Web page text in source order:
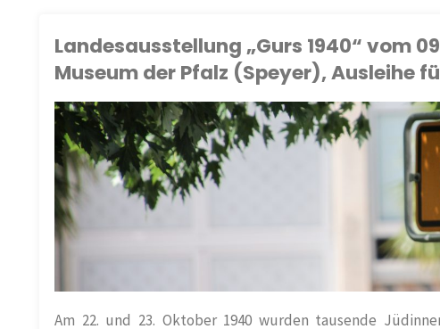
Leben
Rheinland-
Pfalz"
Landesausstellung „Gurs 1940“ vom
Museum der Pfalz (Speyer), Ausleihe
AUSSTELLUNG
/
Am 22. und 23. Oktober 1940 wurden tausende